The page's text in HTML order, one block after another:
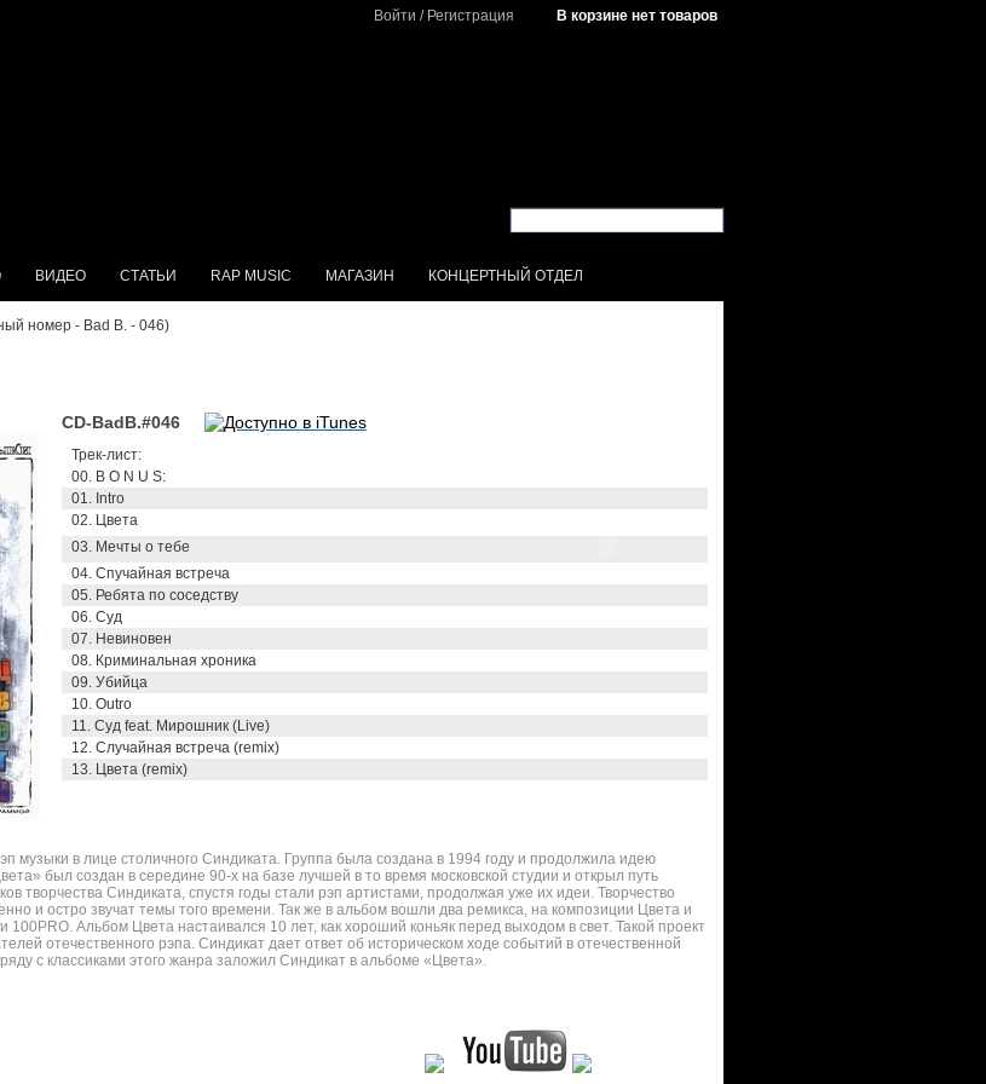
Войти / Регистрация В корзине нет товаров
ВИДЕО СТАТЬИ RAP MUSIC МАГАЗИН
КОНЦЕРТНЫЙ ОТДЕЛ
номер - Bad B. - 046)
CD-BadB.#046
Трек-лист:
00. B O N U S:
01. Intro
02. Цвета
03. Мечты о тебе
04. Спучайная встреча
05. Ребята по соседству
06. Суд
07. Невиновен
08. Криминальная хроника
09. Убийца
10. Outro
11. Суд feat. Мирошник (Live)
12. Случайная встреча (remix)
13. Цвета (remix)
музыки в лице столичного Синдиката. Группа была создана в 1994 году и продолжила идею
был создан в середине 90-х на базе лучшей в то время московской студии и открыл путь
творчества Синдиката, спустя годы стали рэп артистами, продолжая уже их идеи. Творчество
и остро звучат темы того времени. Так же в альбом вошли два ремикса, на композиции Цвета и
100PRO. Альбом Цвета настаивался 10 лет, как хороший коньяк перед выходом в свет. Такой проект
отечественного рэпа. Синдикат дает ответ об историческом ходе событий в отечественной
с классиками этого жанра заложил Синдикат в альбоме «Цвета».